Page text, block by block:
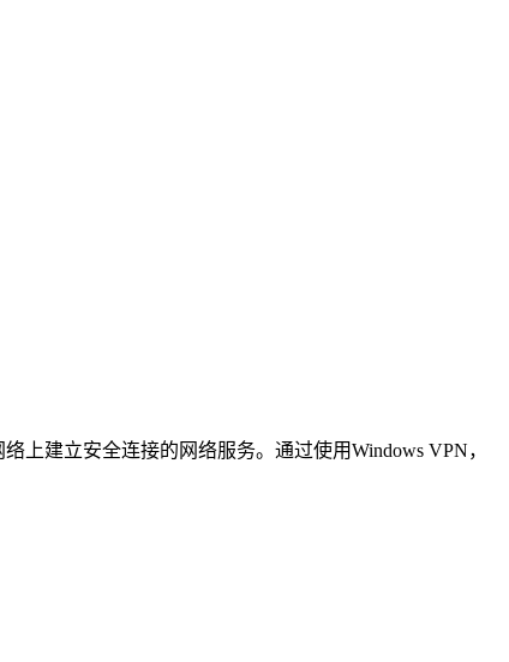
上建立安全连接的网络服务。通过使用Windows VPN，